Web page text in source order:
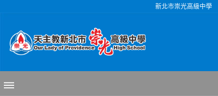
新北市崇光高級中學